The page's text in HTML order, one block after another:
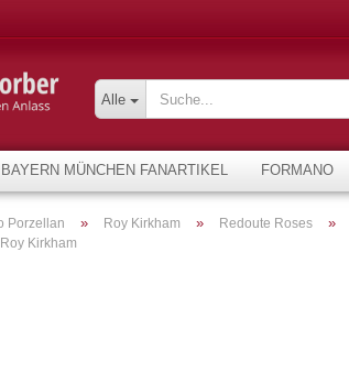
Alle
BAYERN MÜNCHEN FANARTIKEL FORMANO
Porzellan » Roy Kirkham » Redoute Roses »
Kirkham